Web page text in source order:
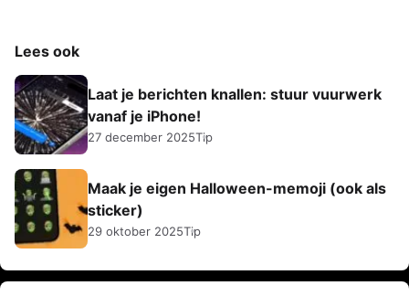
Lees ook
Laat je berichten knallen: stuur vuurwerk
vanaf je iPhone!
27 december 2025Tip
Maak je eigen Halloween-memoji (ook als
sticker)
29 oktober 2025Tip